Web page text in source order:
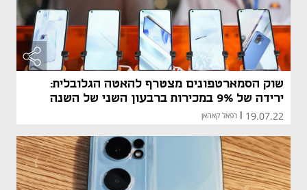
שוק הסמארטפונים מצטרף להאטה הגלובלית:
ירידה של 9% במכירות ברבעון השני של השנה
19.07.22 רפאל קאהאן